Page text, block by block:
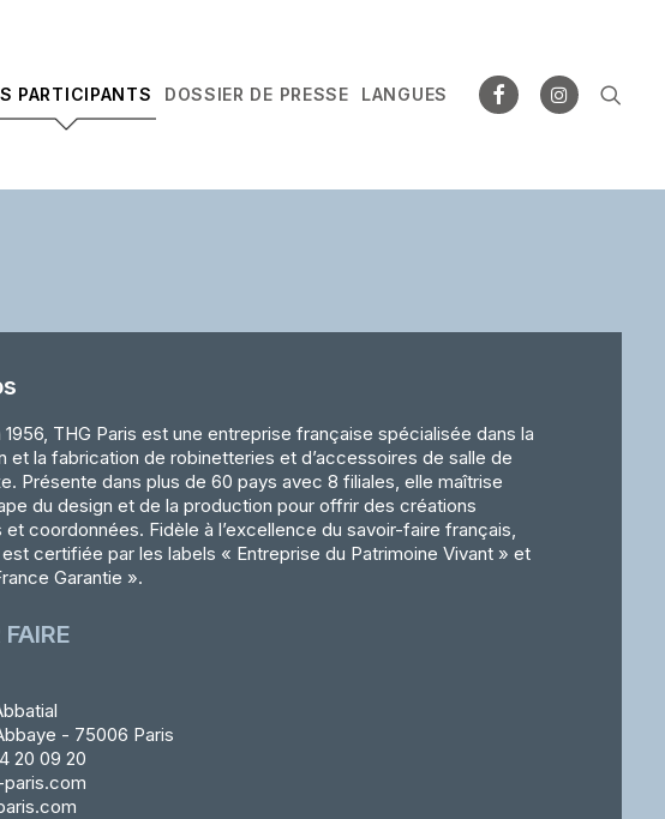
PARTICIPANTS DOSSIER DE PRESSE LANGUES
1956, THG Paris est une entreprise française spécialisée dans la
et la fabrication de robinetteries et d’accessoires de salle de
Présente dans plus de 60 pays avec 8 filiales, elle maîtrise
du design et de la production pour offrir des créations
et coordonnées. Fidèle à l’excellence du savoir-faire français,
est certifiée par les labels « Entreprise du Patrimoine Vivant » et
Garantie ».
- 75006 Paris
20 09 20